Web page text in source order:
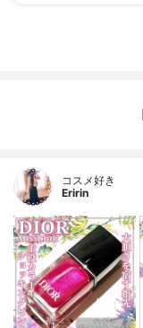
コスメ好き
Eririn